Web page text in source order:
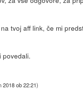
tvoj aff link, če mi
povedali.
2018 ob 22:21)